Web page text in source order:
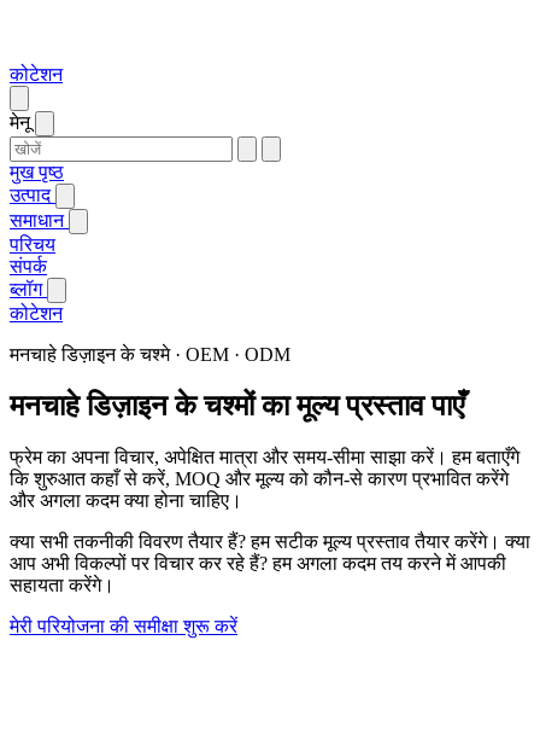
कोटेशन
मेनू
मुख पृष्ठ
उत्पाद
समाधान
परिचय
संपर्क
ब्लॉग
कोटेशन
मनचाहे डिज़ाइन के चश्मे · OEM · ODM
मनचाहे डिज़ाइन के चश्मों का मूल्य प्रस्ताव पाएँ
फ्रेम का अपना विचार, अपेक्षित मात्रा और समय-सीमा साझा करें। हम बताएँगे
कि शुरुआत कहाँ से करें, MOQ और मूल्य को कौन-से कारण प्रभावित करेंगे
और अगला कदम क्या होना चाहिए।
क्या सभी तकनीकी विवरण तैयार हैं? हम सटीक मूल्य प्रस्ताव तैयार करेंगे। क्या
आप अभी विकल्पों पर विचार कर रहे हैं? हम अगला कदम तय करने में आपकी
सहायता करेंगे।
मेरी परियोजना की समीक्षा शुरू करें